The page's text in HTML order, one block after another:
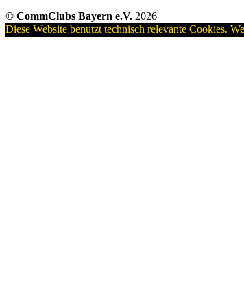
© CommClubs Bayern e.V. 2026
Diese Website benutzt technisch relevante Cookies.